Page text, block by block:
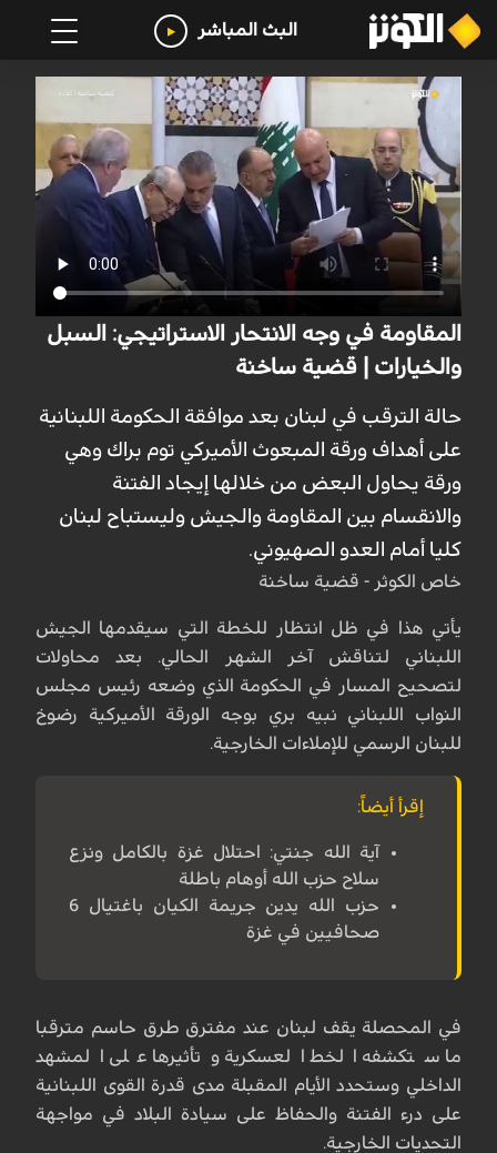
البث المباشر
المقاومة في وجه الانتحار الاستراتيجي: السبل
والخيارات | قضية ساخنة
حالة الترقب في لبنان بعد موافقة الحكومة اللبنانية
على أهداف ورقة المبعوث الأميركي توم براك وهي
ورقة يحاول البعض من خلالها إيجاد الفتنة
والانقسام بين المقاومة والجيش وليستباح لبنان
كليا أمام العدو الصهيوني.
خاص الكوثر - قضية ساخنة
يأتي هذا في ظل انتظار للخطة التي سيقدمها الجيش
اللبناني لتناقش آخر الشهر الحالي. بعد محاولات
لتصحيح المسار في الحكومة الذي وضعه رئيس مجلس
النواب اللبناني نبيه بري بوجه الورقة الأميركية رضوخ
للبنان الرسمي للإملاءات الخارجية.
إقرأ أيضاً:
آية الله جنتي: احتلال غزة بالكامل ونزع
سلاح حزب الله أوهام باطلة
حزب الله يدين جريمة الكيان باغتيال 6
صحافيين في غزة
في المحصلة يقف لبنان عند مفترق طرق حاسم مترقبا
ما ستكشفه الخط العسكرية وتأثيرها على المشهد
الداخلي وستحدد الأيام المقبلة مدى قدرة القوى اللبنانية
على درء الفتنة والحفاظ على سيادة البلاد في مواجهة
التحديات الخارجية.